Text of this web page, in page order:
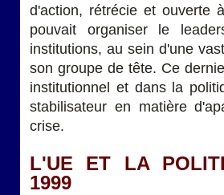
d'action, rétrécie et ouverte
pouvait organiser le
institutions, au sein d'une
son groupe de tête. Ce
institutionnel et dans la
stabilisateur en matière
crise.
L'UE ET LA
1999